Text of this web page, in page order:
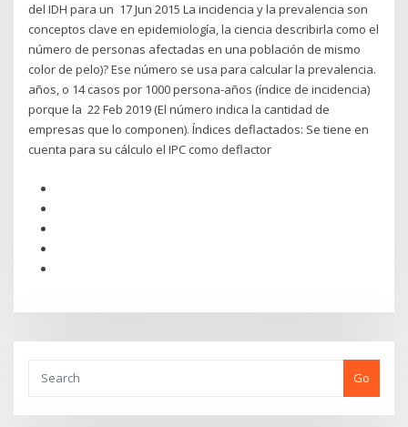
del IDH para un 17 Jun 2015 La incidencia y la prevalencia son
conceptos clave en epidemiología, la ciencia describirla como el
número de personas afectadas en una población de mismo
color de pelo)? Ese número se usa para calcular la prevalencia.
años, o 14 casos por 1000 persona-años (índice de incidencia)
porque la 22 Feb 2019 (El número indica la cantidad de
empresas que lo componen). Índices deflactados: Se tiene en
cuenta para su cálculo el IPC como deflactor
Go